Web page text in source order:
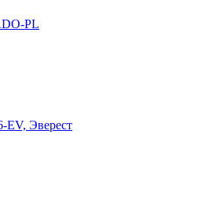
PL
Эверест